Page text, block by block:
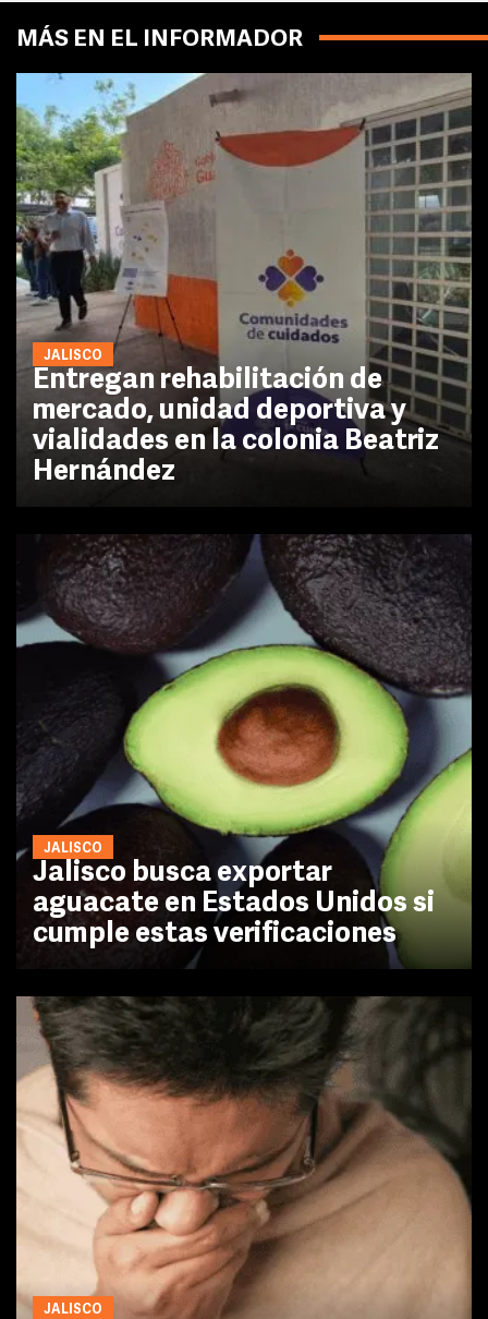
MÁS EN EL INFORMADOR
JALISCO
Entregan rehabilitación de
mercado, unidad deportiva y
vialidades en la colonia Beatriz
Hernández
JALISCO
Jalisco busca exportar
aguacate en Estados Unidos si
cumple estas verificaciones
JALISCO